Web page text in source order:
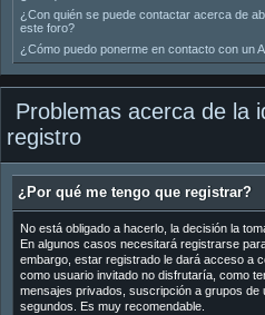
¿Con quién se puede contactar acerca de
este foro?
¿Cómo puedo ponerme en contacto con un
Problemas acerca de la
registro
¿Por qué me tengo que registrar?
No está obligado a hacerlo, la decisión la
En algunos casos necesitará registrarse
embargo, estar registrado le dará acceso a
como usuario invitado no disfrutaría, como
mensajes privados, suscripción a grupos de
segundos. Es muy recomendable.